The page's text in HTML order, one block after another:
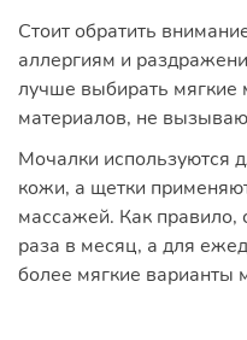
Стоит обратить
аллергиям и
лучше выбирать мягкие
материалов, не
Мочалки используются
кожи, а щетки
массажей. Как правило,
раза в месяц, а для
более мягкие варианты